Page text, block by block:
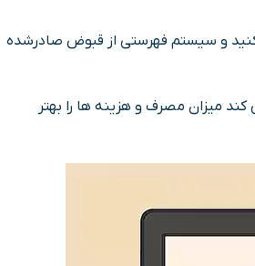
و سیستم فهرستی از قبوض صادرشده
میزان مصرف و هزینه ها را بهتر